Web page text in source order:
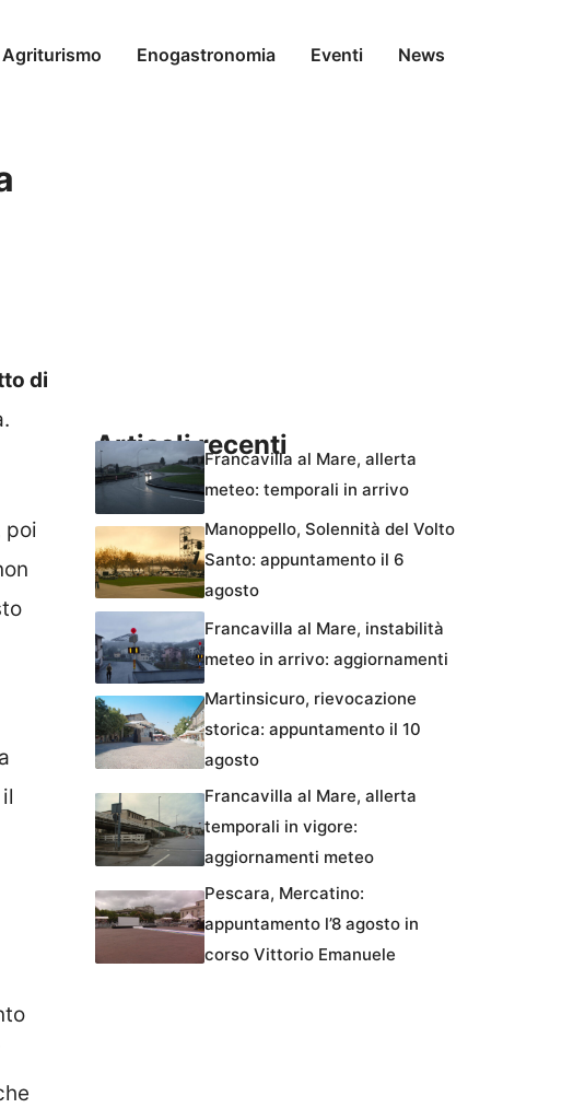
Agriturismo Enogastronomia Eventi News
di
poi
Articoli recentiFrancavilla al Mare, allerta
meteo: temporali in arrivo
Manoppello, Solennità del Volto
Santo: appuntamento il 6
agosto
Francavilla al Mare, instabilità
meteo in arrivo: aggiornamenti
Martinsicuro, rievocazione
storica: appuntamento il 10
agosto
Francavilla al Mare, allerta
temporali in vigore:
aggiornamenti meteo
Pescara, Mercatino:
appuntamento l’8 agosto in
corso Vittorio Emanuele